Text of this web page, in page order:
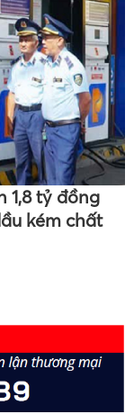
1,8 tỷ đồng
kém chất